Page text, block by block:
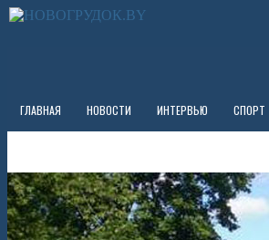
ГЛАВНАЯ НОВОСТИ ИНТЕРВЬЮ СПОРТ